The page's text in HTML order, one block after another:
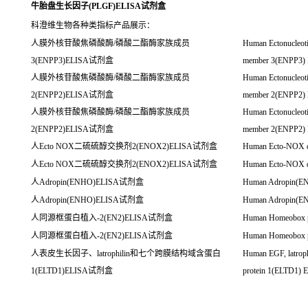
牛胎盘生长因子(PLGF)ELISA试剂盒
科澄维生物各种类指标产品展示：
人膜外核苷酸焦磷酸酶/磷酸二酯酶家族成员
3(ENPP3)ELISA试剂盒
Human
member
人膜外核苷酸焦磷酸酶/磷酸二酯酶家族成员
2(ENPP2)ELISA试剂盒
Human
member
人膜外核苷酸焦磷酸酶/磷酸二酯酶家族成员
2(ENPP2)ELISA试剂盒
Human
member
人Ecto NOX二硫硫醇交换剂2(ENOX2)ELISA试剂盒
Human Ecto-NOX
人Ecto NOX二硫硫醇交换剂2(ENOX2)ELISA试剂盒
Human Ecto-NOX
人Adropin(ENHO)ELISA试剂盒
Human
人Adropin(ENHO)ELISA试剂盒
Human
人同源框蛋白植入-2(EN2)ELISA试剂盒
Human
人同源框蛋白植入-2(EN2)ELISA试剂盒
Human
人表皮生长因子、latrophilin和七个跨膜结构域含蛋白
1(ELTD1)ELISA试剂盒
Human EGF,
protein 1(ELTD1)